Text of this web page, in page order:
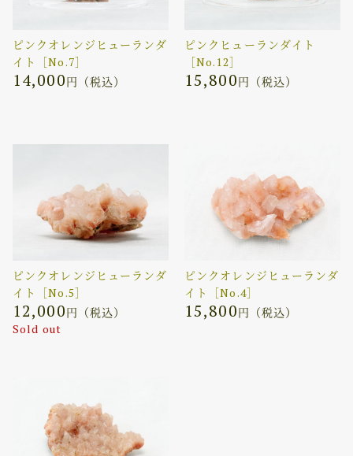
ピンクオレンジヒューランダ
イト［No.7］
14,000円（税込）
ピンクヒューランダイト
［No.12］
15,800円（税込）
ピンクオレンジヒューランダ
イト［No.5］
12,000円（税込）
Sold out
ピンクオレンジヒューランダ
イト［No.4］
15,800円（税込）